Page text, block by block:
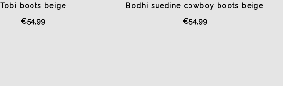
Tobi boots beige
€54,99
Bodhi suedine cowboy boots beige
€54,99